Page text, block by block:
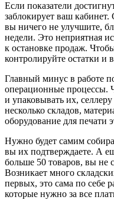
Если показатели
заблокирует ваш
вы ничего не улучшите,
недели. Это неприятная
к остановке продаж.
контролируйте остатки и
Главный минус в работе
операционные процессы.
и упаковывать их,
несколько складов,
оборудование для печати
Нужно будет самим
вы их подтверждаете. А
больше 50 товаров, вы не
Возникает много
первых, это сама по себе
которые нужно за все